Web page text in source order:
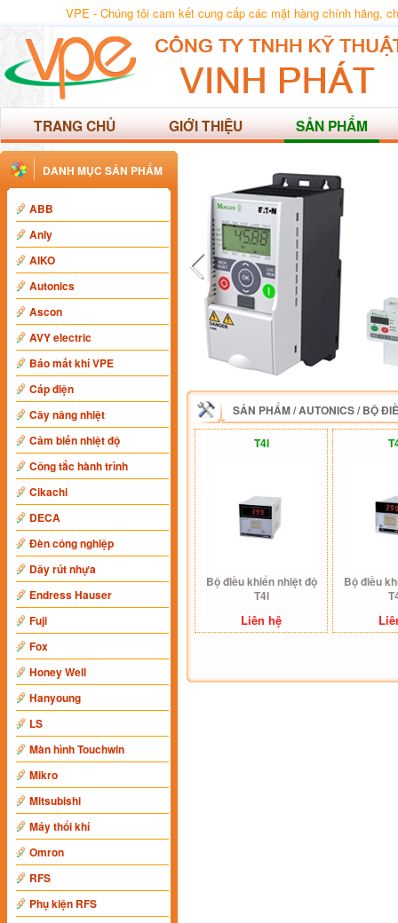
VPE - Chúng tôi cam kết cung cấp các mặt hàng chính hãng,
TRANG CHỦ GIỚI THIỆU SẢN PHẨM
DANH MỤC SẢN PHẨM
ABB
Anly
AIKO
Autonics
Ascon
AVY electric
Báo mất khí VPE
Cáp điện
Cây nâng nhiệt
Cảm biến nhiệt độ
Công tắc hành trình
Cikachi
DECA
Đèn công nghiệp
Dây rút nhựa
Endress Hauser
Fuji
Fox
Honey Well
Hanyoung
LS
Màn hình Touchwin
Mikro
Mitsubishi
Máy thổi khí
Omron
RFS
Phụ kiện RFS
SẢN PHẨM/AUTONICS/BỘ
T4l
Bộ điều khiển nhiệt độ
T4l
Liên hệ
Bộ điều